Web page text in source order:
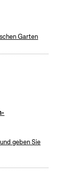
Garten
geben Sie